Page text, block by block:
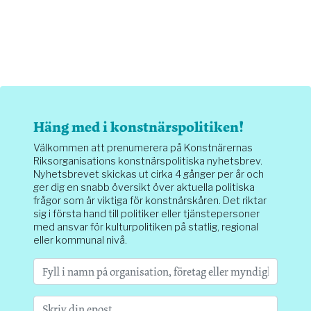
Häng med i konstnärspolitiken!
Välkommen att prenumerera på Konstnärernas
Riksorganisations konstnärspolitiska nyhetsbrev.
Nyhetsbrevet skickas ut cirka 4 gånger per år och
ger dig en snabb översikt över aktuella politiska
frågor som är viktiga för konstnärskåren. Det riktar
sig i första hand till politiker eller tjänstepersoner
med ansvar för kulturpolitiken på statlig, regional
eller kommunal nivå.